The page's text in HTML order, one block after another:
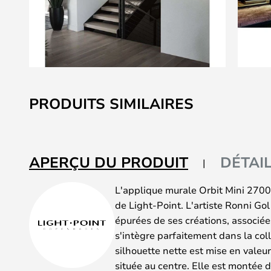
to
the
the
images
PRODUITS SIMILAIRES
APERÇU DU PRODUIT
L'applique murale Orbit Mini
de Light-Point. L'artiste Ronni
épurées de ses créations,
s'intègre parfaitement dans la
silhouette nette est mise en
située au centre. Elle est montée